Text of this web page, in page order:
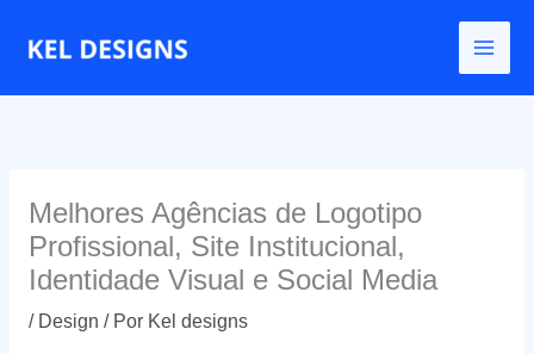
para
conteúdo
Melhores Agências de Logotipo
Profissional, Site Institucional,
Identidade Visual e Social Media
/ Design / Por Kel designs